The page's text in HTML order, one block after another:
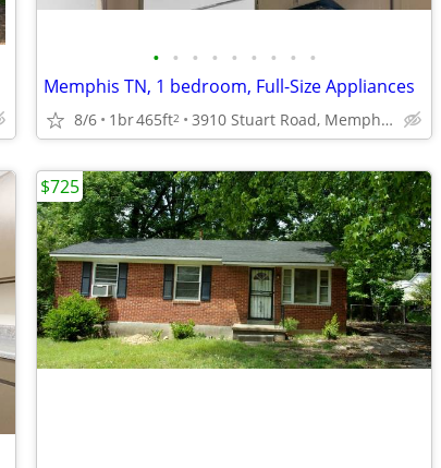
• • • • • • • • •
Memphis TN, 1 bedroom, Full-Size Appliances
8/6 1br465ft2 3910 Stuart Road, Memphis, TN
$725